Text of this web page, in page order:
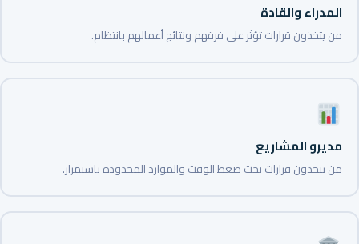
المدراء والقادة
من يتخذون قرارات تؤثر على فرقهم ونتائج أعمالهم بانتظام.
مديرو المشاريع
من يتخذون قرارات تحت ضغط الوقت والموارد المحدودة باستمرار.